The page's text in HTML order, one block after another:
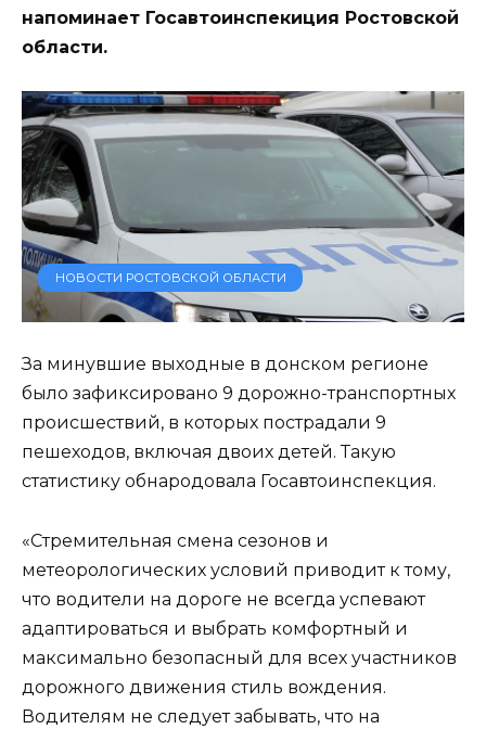
напоминает Госавтоинспекиция Ростовской
области.
НОВОСТИ РОСТОВСКОЙ ОБЛАСТИ
За минувшие выходные в донском регионе
было зафиксировано 9 дорожно-транспортных
происшествий, в которых пострадали 9
пешеходов, включая двоих детей. Такую
статистику обнародовала Госавтоинспекция.
«Стремительная смена сезонов и
метеорологических условий приводит к тому,
что водители на дороге не всегда успевают
адаптироваться и выбрать комфортный и
максимально безопасный для всех участников
дорожного движения стиль вождения.
Водителям не следует забывать, что на